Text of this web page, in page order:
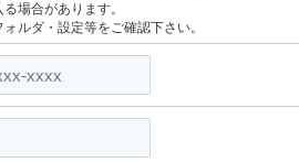
場合があります。
ルダ・設定等をご確認下さい。